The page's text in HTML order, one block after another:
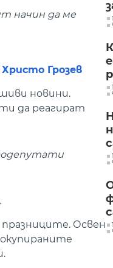
начин да ме
Грозев
новини.
да реагират
Освен
окупираните